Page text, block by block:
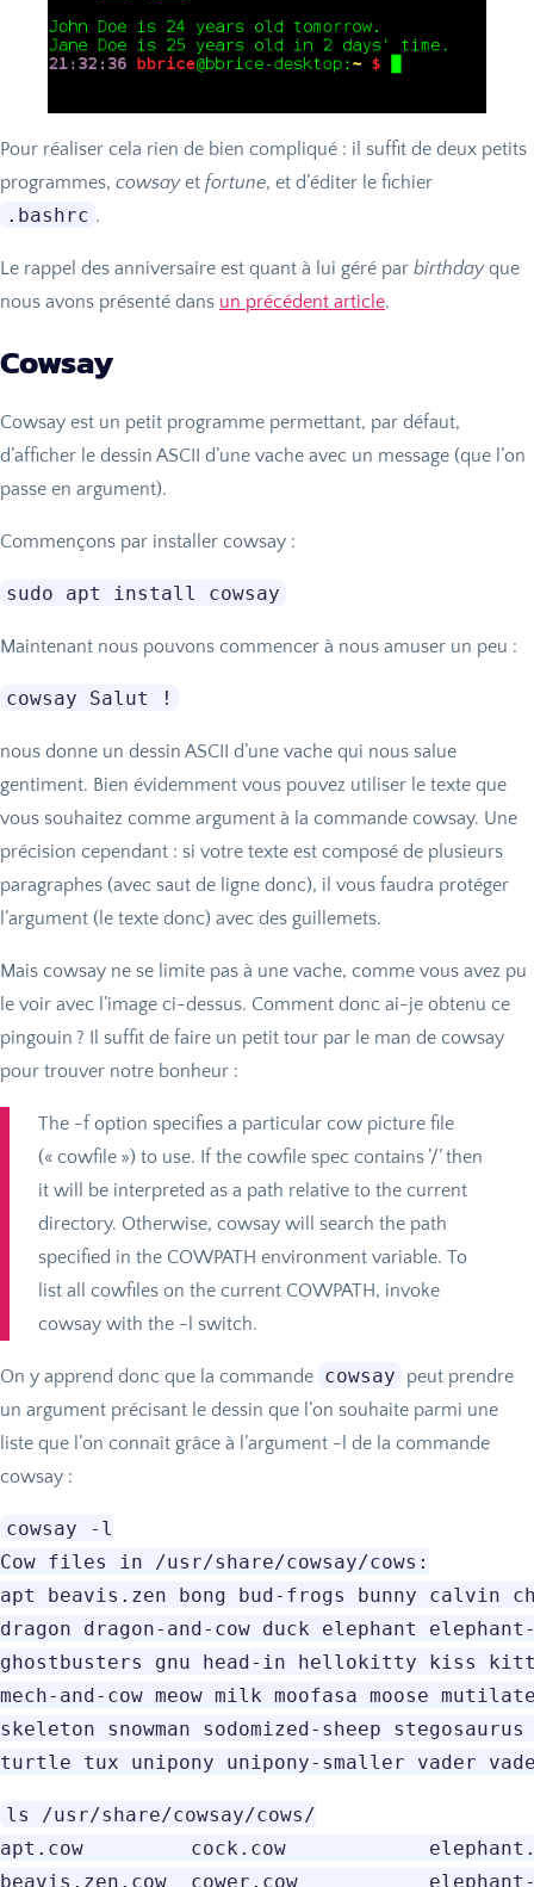
Pour réaliser cela rien de bien compliqué : il suffit de deux petits
programmes, cowsayet fortune, et d’éditer le fichier
.bashrc .
Le rappel des anniversaire est quant à lui géré par birthdayque
nous avons présenté dans un précédent article.
Cowsay
Cowsay est un petit programme permettant, par défaut,
d’afficher le dessin ASCII d’une vache avec un message (que l’on
passe en argument).
Commençons par installer cowsay :
Maintenant nous pouvons commencer à nous amuser un peu :
nous donne un dessin ASCII d’une vache qui nous salue
gentiment. Bien évidemment vous pouvez utiliser le texte que
vous souhaitez comme argument à la commande cowsay. Une
précision cependant : si votre texte est composé de plusieurs
paragraphes (avec saut de ligne donc), il vous faudra protéger
l’argument (le texte donc) avec des guillemets.
Mais cowsay ne se limite pas à une vache, comme vous avez pu
le voir avec l’image ci-dessus. Comment donc ai-je obtenu ce
pingouin ? Il suffit de faire un petit tour par le man de cowsay
pour trouver notre bonheur :
The -f option specifies a particular cow picture file
(« cowfile ») to use. If the cowfile spec contains ’/’ then
it will be interpreted as a path relative to the current
directory. Otherwise, cowsay will search the path
specified in the COWPATH environment variable. To
list all cowfiles on the current COWPATH, invoke
cowsay with the -l switch.
On y apprend donc que la commande cowsay
peut prendre
un argument précisant le dessin que l’on souhaite parmi une
liste que l’on connaît grâce à l’argument -l de la commande
cowsay :
cowsay -l
Cow files in /usr/share/cowsay/cows:
apt beavis.zen bong bud-frogs bunny calvin
dragon dragon-and-cow duck elephant
ghostbusters gnu head-in hellokitty kiss
mech-and-cow meow milk moofasa moose
skeleton snowman sodomized-sheep
ls /usr/share/cowsay/cows/
apt.cow         cock.cow
beavis.zen.cow  cower.cow